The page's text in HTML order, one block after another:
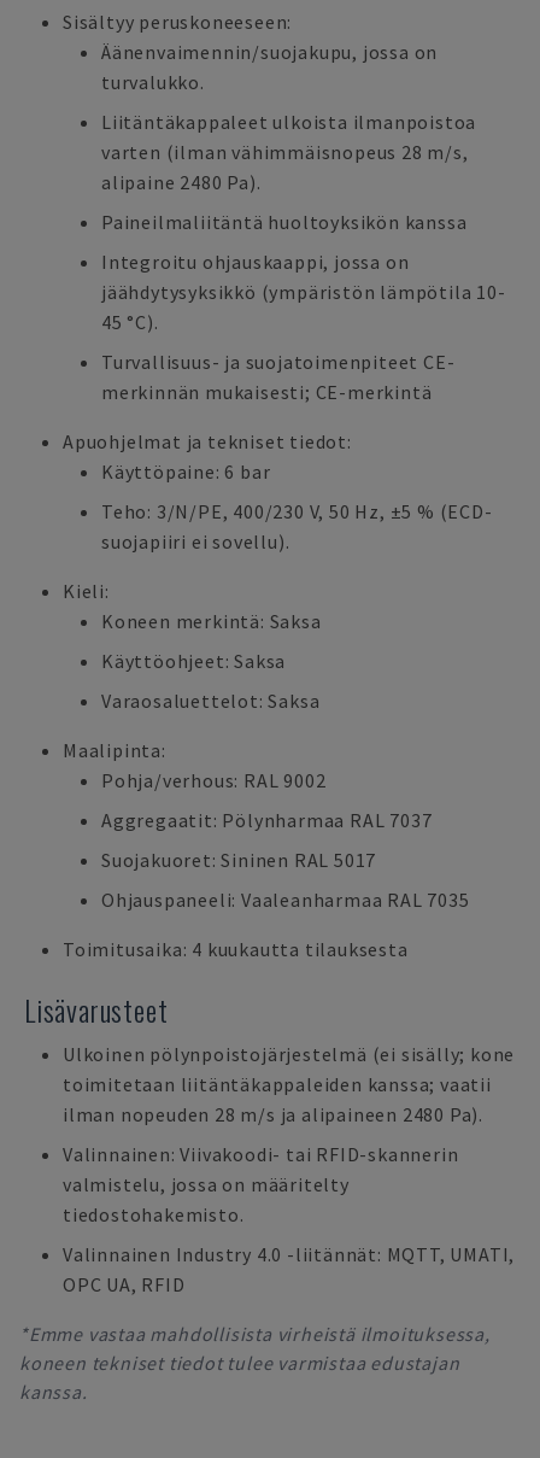
Sisältyy peruskoneeseen:
Äänenvaimennin/suojakupu, jossa on
turvalukko.
Liitäntäkappaleet ulkoista ilmanpoistoa
varten (ilman vähimmäisnopeus 28 m/s,
alipaine 2480 Pa).
Paineilmaliitäntä huoltoyksikön kanssa
Integroitu ohjauskaappi, jossa on
jäähdytysyksikkö (ympäristön lämpötila 10-
45 °C).
Turvallisuus- ja suojatoimenpiteet CE-
merkinnän mukaisesti; CE-merkintä
Apuohjelmat ja tekniset tiedot:
Käyttöpaine: 6 bar
Teho: 3/N/PE, 400/230 V, 50 Hz, ±5 % (ECD-
suojapiiri ei sovellu).
Kieli:
Koneen merkintä: Saksa
Käyttöohjeet: Saksa
Varaosaluettelot: Saksa
Maalipinta:
Pohja/verhous: RAL 9002
Aggregaatit: Pölynharmaa RAL 7037
Suojakuoret: Sininen RAL 5017
Ohjauspaneeli: Vaaleanharmaa RAL 7035
Toimitusaika: 4 kuukautta tilauksesta
Lisävarusteet
Ulkoinen pölynpoistojärjestelmä (ei sisälly; kone
toimitetaan liitäntäkappaleiden kanssa; vaatii
ilman nopeuden 28 m/s ja alipaineen 2480 Pa).
Valinnainen: Viivakoodi- tai RFID-skannerin
valmistelu, jossa on määritelty
tiedostohakemisto.
Valinnainen Industry 4.0 -liitännät: MQTT, UMATI,
OPC UA, RFID
*Emme vastaa mahdollisista virheistä ilmoituksessa,
koneen tekniset tiedot tulee varmistaa edustajan
kanssa.